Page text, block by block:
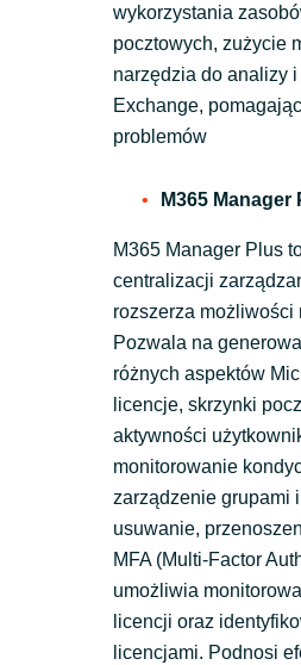
wykorzystania
pocztowych, zużycie
narzędzia do analizy
Exchange,
problemów
M365 Manager
M365 Manager Plus
centralizacji
rozszerza możliwości
Pozwala na
różnych aspektów
licencje, skrzynki
aktywności
monitorowanie
zarządzenie grupami
usuwanie,
MFA (Multi-Factor
umożliwia
licencji oraz
licencjami. Podnosi